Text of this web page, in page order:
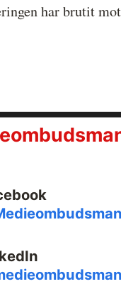
har brutit